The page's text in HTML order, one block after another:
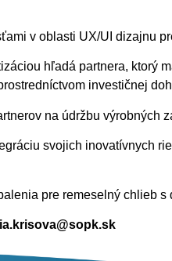
v oblasti UX/UI dizajnu
hľadá partnera, ktorý
investičnej
na údržbu výrobných
svojich inovatívnych
pre remeselný chlieb s